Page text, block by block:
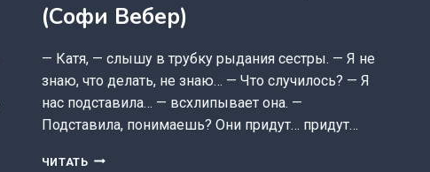
(Софи Вебер)
— Катя, — слышу в трубку рыдания сестры. — Я не
знаю, что делать, не знаю… — Что случилось? — Я
нас подставила… — всхлипывает она. —
Подставила, понимаешь? Они придут… придут…
ЧИТАТЬ ЕГО